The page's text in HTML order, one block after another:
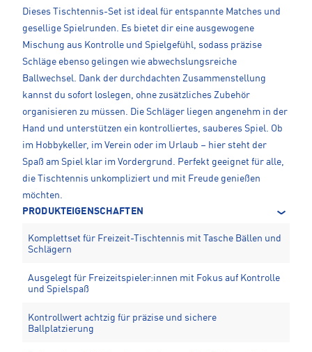
Dieses Tischtennis-Set ist ideal für entspannte Matches und
gesellige Spielrunden. Es bietet dir eine ausgewogene
Mischung aus Kontrolle und Spielgefühl, sodass präzise
Schläge ebenso gelingen wie abwechslungsreiche
Ballwechsel. Dank der durchdachten Zusammenstellung
kannst du sofort loslegen, ohne zusätzliches Zubehör
organisieren zu müssen. Die Schläger liegen angenehm in der
Hand und unterstützen ein kontrolliertes, sauberes Spiel. Ob
im Hobbykeller, im Verein oder im Urlaub – hier steht der
Spaß am Spiel klar im Vordergrund. Perfekt geeignet für alle,
die Tischtennis unkompliziert und mit Freude genießen
möchten.
PRODUKTEIGENSCHAFTEN
Komplettset für Freizeit-Tischtennis mit Tasche Bällen und
Schlägern
Ausgelegt für Freizeitspieler:innen mit Fokus auf Kontrolle
und Spielspaß
Kontrollwert achtzig für präzise und sichere
Ballplatzierung